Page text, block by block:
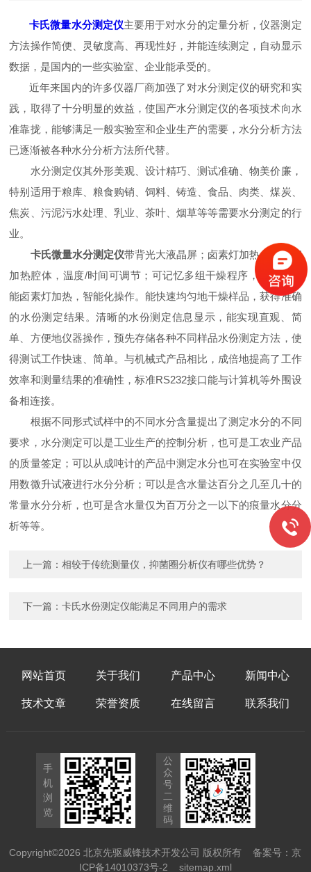
卡氏微量水分测定仪主要用于对水分的定量分析，仪器测定
方法操作简便、灵敏度高、再现性好，并能连续测定，自动显示
数据，是国内的一些实验室、企业能承受的。
近年来国内的许多仪器厂商加强了对水分测定仪的研究和实
践，取得了十分明显的效益，使国产水分测定仪的各项技术向水
准靠拢，能够满足一般实验室和企业生产的需要，水分分析方法
已逐渐被各种水分分析方法所代替。
水分测定仪其外形美观、设计精巧、测试准确、物美价廉，
特别适用于粮库、粮食购销、饲料、铸造、食品、肉类、煤炭、
焦炭、污泥污水处理、乳业、茶叶、烟草等等需要水分测定的行
业。
卡氏微量水分测定仪带背光大液晶屏；卤素灯加热；不锈钢
加热腔体，温度/时间可调节；可记忆多组干燥程序，采用高效
能卤素灯加热，智能化操作。能快速均匀地干燥样品，获得准确
的水份测定结果。清晰的水份测定信息显示，能实现直观、简
单、方便地仪器操作，预先存储各种不同样品水份测定方法，使
得测试工作快速、简单。与机械式产品相比，成倍地提高了工作
效率和测量结果的准确性，标准RS232接口能与计算机等外围设
备相连接。
根据不同形式试样中的不同水分含量提出了测定水分的不同
要求，水分测定可以是工业生产的控制分析，也可是工农业产品
的质量签定；可以从成吨计的产品中测定水分也可在实验室中仅
用数微升试液进行水分分析；可以是含水量达百分之几至几十的
常量水分分析，也可是含水量仅为百万分之一以下的痕量水分分
析等等。
上一篇：相较于传统测量仪，抑菌圈分析仪有哪些优势？
下一篇：卡氏水份测定仪能满足不同用户的需求
网站首页 关于我们 产品中心 新闻中心
技术文章 荣誉资质 在线留言 联系我们
手
机
浏
览
公
众
号
二
维
码
Copyright©2026 北京先驱威锋技术开发公司 版权所有备案号：京
ICP备14010373号-2
sitemap.xml